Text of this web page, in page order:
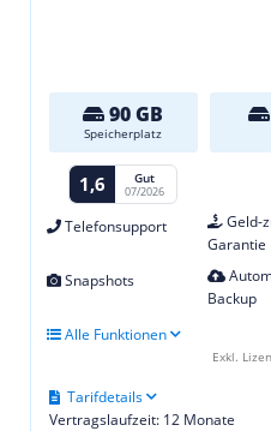
90 GB
Speicherplatz
1,6 Gut
07/2026
Telefonsupport
Geld-
Garantie
Snapshots
Backup
Alle Funktionen
Vertragslaufzeit: 12 Monate
Tarifdetails
Exkl.